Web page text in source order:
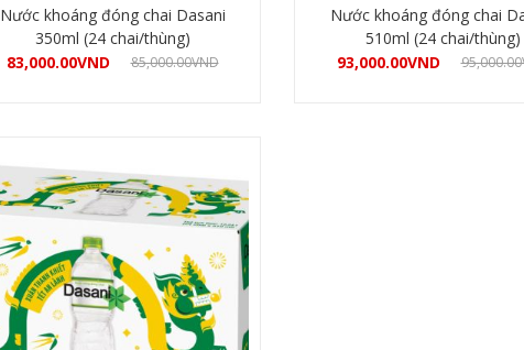
Nước khoáng đóng chai Dasani
350ml (24 chai/thùng)
83,000.00VND 85,000.00VND
Nước khoáng đóng chai
510ml (24 chai/thùng)
93,000.00VND 95,000.00